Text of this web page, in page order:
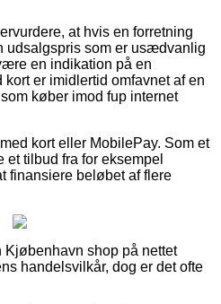
at hvis en forretning
udsalgspris som er usædvanlig
en indikation på en
er imidlertid omfavnet af en
køber imod fup internet
kort eller MobilePay. Som et
tilbud fra for eksempel
finansiere beløbet af flere
Kjøbenhavn shop på nettet
handelsvilkår, dog er det ofte